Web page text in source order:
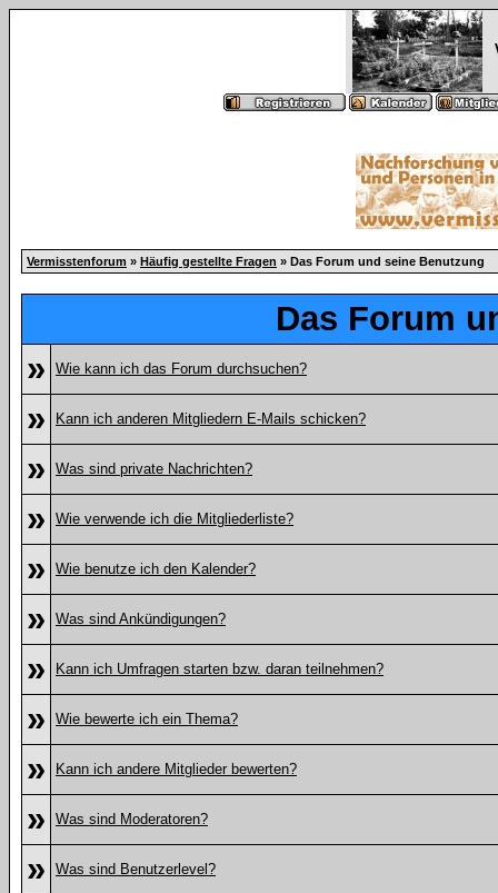
Vermisstenforum » Häufig gestellte Fragen » Das Forum und seine Benutzung
Das Forum
»
Wie kann ich das Forum durchsuchen?
» Kann ich anderen Mitgliedern E-Mails schicken?
» Was sind private Nachrichten?
» Wie verwende ich die Mitgliederliste?
» Wie benutze ich den Kalender?
» Was sind Ankündigungen?
» Kann ich Umfragen starten bzw. daran teilnehmen?
» Wie bewerte ich ein Thema?
» Kann ich andere Mitglieder bewerten?
» Was sind Moderatoren?
» Was sind Benutzerlevel?